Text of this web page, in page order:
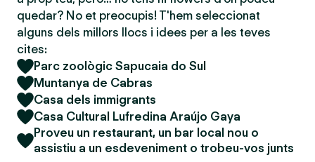
quedar? No et preocupis! T'hem seleccionat
alguns dels millors llocs i idees per a les teves
cites:
Parc zoològic Sapucaia do Sul
Muntanya de Cabras
Casa dels immigrants
Casa Cultural Lufredina Araújo Gaya
Proveu un restaurant, un bar local nou o
assistiu a un esdeveniment o trobeu-vos junts